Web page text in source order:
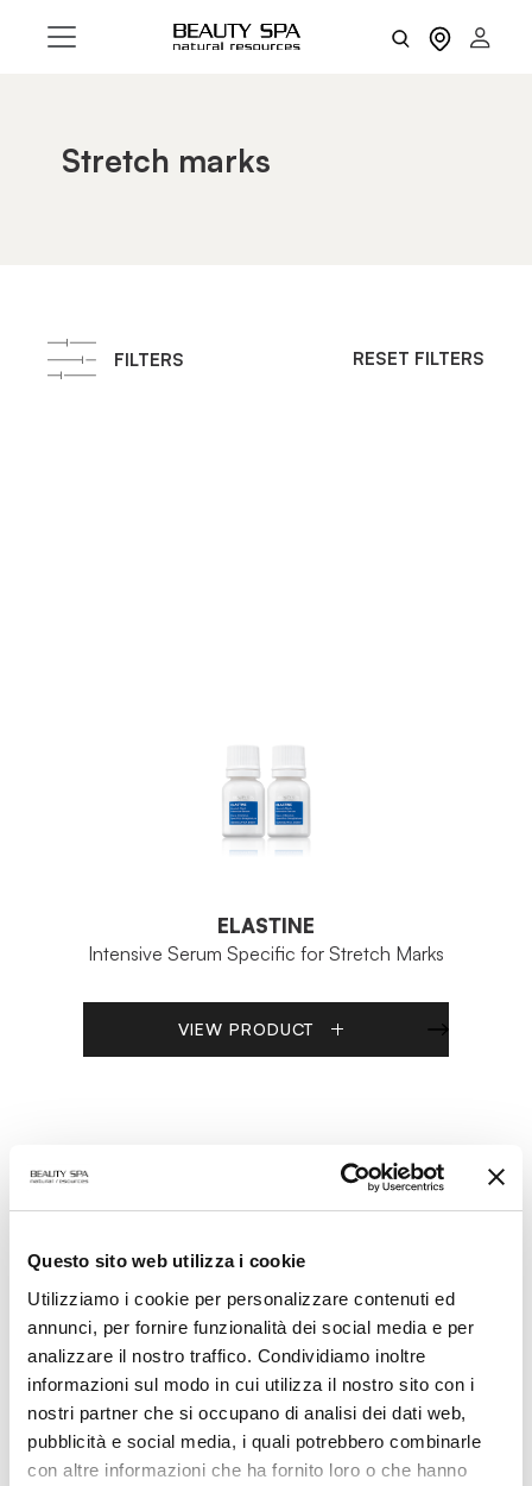
Questo sito web utilizza i cookie
Utilizziamo i cookie per personalizzare contenuti ed
annunci, per fornire funzionalità dei social media e per
analizzare il nostro traffico. Condividiamo inoltre
informazioni sul modo in cui utilizza il nostro sito con i
nostri partner che si occupano di analisi dei dati web,
pubblicità e social media, i quali potrebbero combinarle
con altre informazioni che ha fornito loro o che hanno
Stretch marks
FILTERS RESET FILTERS
ELASTINE
Intensive Serum Specific for Stretch Marks
VIEW PRODUCT